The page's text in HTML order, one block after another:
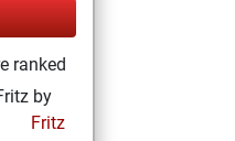
ranked
by
Fritz